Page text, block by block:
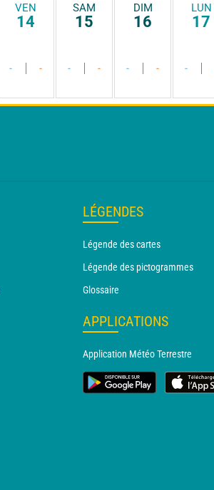
VEN
14
- -
SAM
15
- -
DIM
16
- -
LUN
17
-
LÉGENDES
Légende des cartes
Légende des pictogrammes
Glossaire
APPLICATIONS
Application Météo Terrestre